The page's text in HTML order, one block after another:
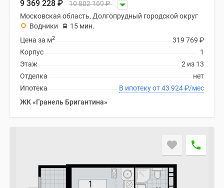
9 369 228 ₽ 10 802 169₽
Московская область, Долгопрудный городской округ
Водники
15 мин.
319 769 ₽
Цена за м2
1
Корпус
2 из 13
Этаж
нет
Отделка
В ипотеку от 43 924₽/мес
Ипотека
ЖК «Гранель Бригантина»